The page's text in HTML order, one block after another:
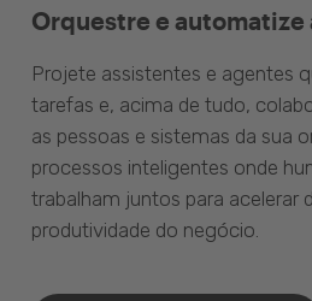
Orquestre e automatize
Projete assistentes e agentes
tarefas e, acima de tudo,
as pessoas e sistemas da sua
processos inteligentes onde
trabalham juntos para acelerar
produtividade do negócio.